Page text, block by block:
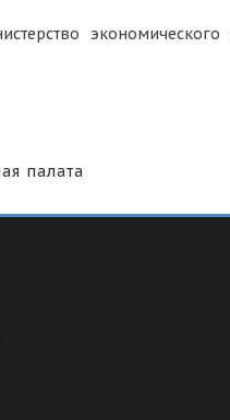
палата